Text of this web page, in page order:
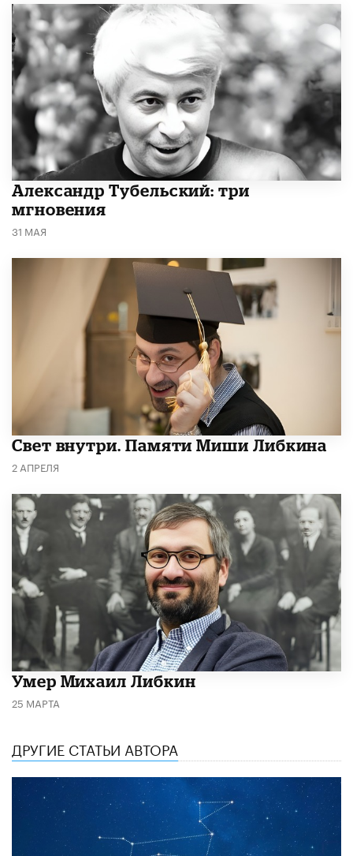
Александр Тубельский: три
мгновения
31 МАЯ
​Свет внутри. Памяти Миши Либкина
2 АПРЕЛЯ
​Умер Михаил Либкин
25 МАРТА
ДРУГИЕ СТАТЬИ АВТОРА